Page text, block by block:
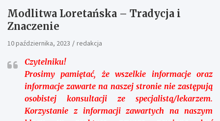
Modlitwa Loretańska – Tradycja i
Znaczenie
10 października, 2023 redakcja
Czytelniku!
Prosimy pamiętać, że wszelkie informacje oraz
informacje zawarte na naszej stronie nie zastępują
osobistej konsultacji ze specjalistą/lekarzem.
Korzystanie z informacji zawartych na naszym